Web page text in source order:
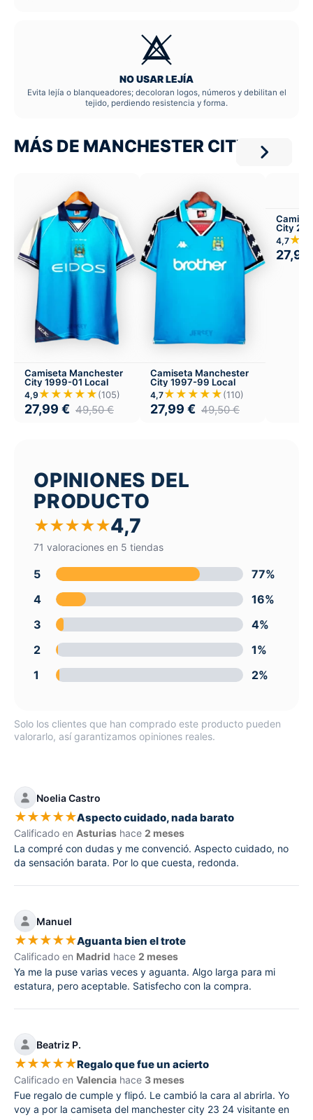
NO USAR LEJÍA
Evita lejía o blanqueadores; decoloran logos, números y debilitan el
tejido, perdiendo resistencia y forma.
MÁS DE MANCHESTER CITY
Camiseta Manchester
City 1999-01 Local
4,9 ★★★★★(105)
27,99 € 49,50€
Camiseta Manchester
City 1997-99 Local
4,7★★★★★(110)
27,99 € 49,50€
City
4,7
27,99
OPINIONES DEL
PRODUCTO
★★★★★4,7
71 valoraciones en 5 tiendas
5
77%
4
16%
3
4%
2
1%
1
2%
Solo los clientes que han comprado este producto pueden
valorarlo, así garantizamos opiniones reales.
Noelia Castro
★★★★★Aspecto cuidado, nada barato
Calificado en Asturias hace 2 meses
La compré con dudas y me convenció. Aspecto cuidado, no
da sensación barata. Por lo que cuesta, redonda.
Manuel
★★★★★Aguanta bien el trote
Calificado en Madrid hace 2 meses
Ya me la puse varias veces y aguanta. Algo larga para mi
estatura, pero aceptable. Satisfecho con la compra.
Beatriz P.
★★★★★Regalo que fue un acierto
Calificado en Valencia hace 3 meses
Fue regalo de cumple y flipó. Le cambió la cara al abrirla. Yo
voy a por la camiseta del manchester city 23 24 visitante en